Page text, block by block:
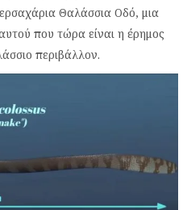
Θαλάσσια Οδό, μια
που τώρα είναι η έρημος
περιβάλλον.